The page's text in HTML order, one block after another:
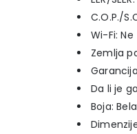
C.O.P./
Wi-Fi: Ne
Zemlja
Da li je
Boja: Bela